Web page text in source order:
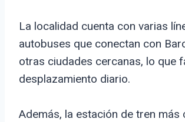
La localidad cuenta con varias
autobuses que conectan con
otras ciudades cercanas, lo que
desplazamiento diario.
Además, la estación de tren más